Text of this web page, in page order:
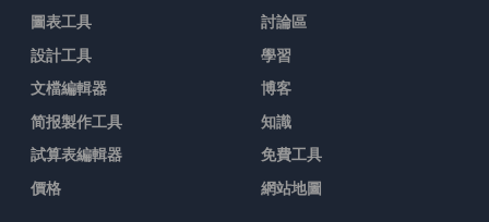
圖表工具
設計工具
文檔編輯器
简报製作工具
試算表編輯器
價格
討論區
學習
博客
知識
免費工具
網站地圖